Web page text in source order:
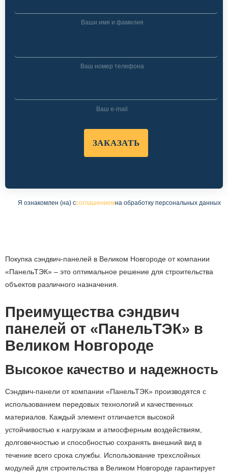
ЗАКАЗАТЬ
Я ознакомлен (на) ссоглашениемна обработку персональных данных
Покупка сэндвич-панелей в Великом Новгороде от компании
«ПанельТЭК» – это оптимальное решение для строительства
объектов различного назначения.
Преимущества сэндвич
панелей от «ПанельТЭК» в
Великом Новгороде
Высокое качество и надежность
Сэндвич-панели от компании «ПанельТЭК» производятся с
использованием передовых технологий и качественных
материалов. Каждый элемент отличается высокой
устойчивостью к нагрузкам и атмосферным воздействиям,
долговечностью и способностью сохранять внешний вид в
течение всего срока службы. Использование трехслойных
модулей для строительства в Великом Новгороде гарантирует